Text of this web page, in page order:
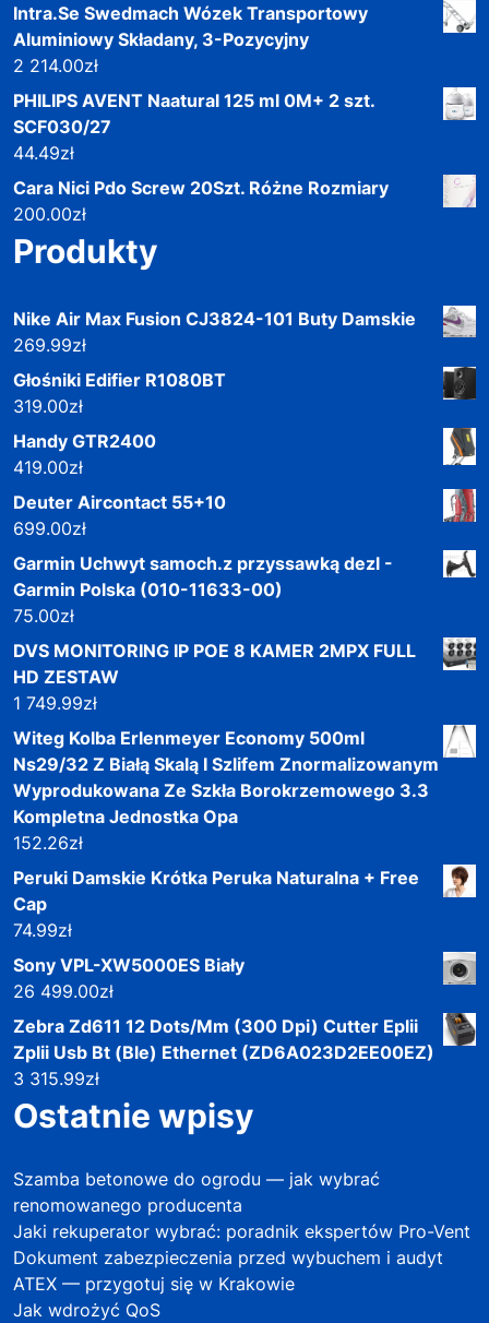
Intra.Se Swedmach Wózek Transportowy
Aluminiowy Składany, 3-Pozycyjny
2 214.00zł
PHILIPS AVENT Naatural 125 ml 0M+ 2 szt.
SCF030/27
44.49zł
Cara Nici Pdo Screw 20Szt. Różne Rozmiary
200.00zł
Produkty
Nike Air Max Fusion CJ3824-101 Buty Damskie
269.99zł
Głośniki Edifier R1080BT
319.00zł
Handy GTR2400
419.00zł
Deuter Aircontact 55+10
699.00zł
Garmin Uchwyt samoch.z przyssawką dezl -
Garmin Polska (010-11633-00)
75.00zł
DVS MONITORING IP POE 8 KAMER 2MPX FULL
HD ZESTAW
1 749.99zł
Witeg Kolba Erlenmeyer Economy 500ml
Ns29/32 Z Białą Skalą I Szlifem Znormalizowanym
Wyprodukowana Ze Szkła Borokrzemowego 3.3
Kompletna Jednostka Opa
152.26zł
Peruki Damskie Krótka Peruka Naturalna + Free
Cap
74.99zł
Sony VPL-XW5000ES Biały
26 499.00zł
Zebra Zd611 12 Dots/Mm (300 Dpi) Cutter Eplii
Zplii Usb Bt (Ble) Ethernet (ZD6A023D2EE00EZ)
3 315.99zł
Ostatnie wpisy
Szamba betonowe do ogrodu — jak wybrać
renomowanego producenta
Jaki rekuperator wybrać: poradnik ekspertów Pro-Vent
Dokument zabezpieczenia przed wybuchem i audyt
ATEX — przygotuj się w Krakowie
Jak wdrożyć QoS